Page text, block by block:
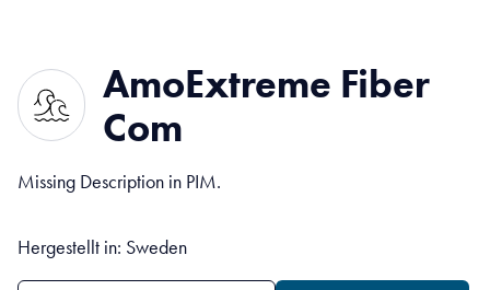
AmoExtreme Fiber
Com
Missing Description in PIM.
Hergestellt in: Sweden